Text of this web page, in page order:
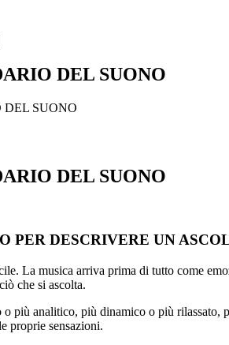
DEL SUONO
SUONO
DEL SUONO
PER DESCRIVERE UN
La musica arriva prima di tutto come
che si ascolta.
più analitico, più dinamico o più
proprie sensazioni.